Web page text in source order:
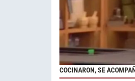
COCINARON, SE